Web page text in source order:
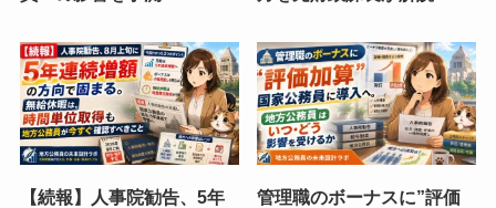
【続報】人事院勧告、5年
管理職のボーナスに”評価